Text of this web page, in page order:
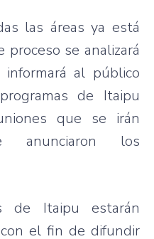
las áreas ya está
proceso seanalizará
informará al público
programas de Itaipu
que se irán
anunciaron los
de Itaipu
estarán
el fin de difundir